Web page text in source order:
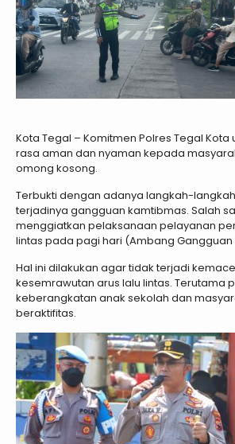
Kota Tegal – Komitmen Polres Tegal
rasa aman dan nyaman kepada
omong kosong.
Terbukti dengan adanya langkah-
terjadinya gangguan kamtibmas. Salah
menggiatkan pelaksanaan pelayanan
lintas pada pagi hari (Ambang Gangguan
Hal ini dilakukan agar tidak terjadi
kesemrawutan arus lalu lintas. Terutama
keberangkatan anak sekolah dan
beraktifitas.